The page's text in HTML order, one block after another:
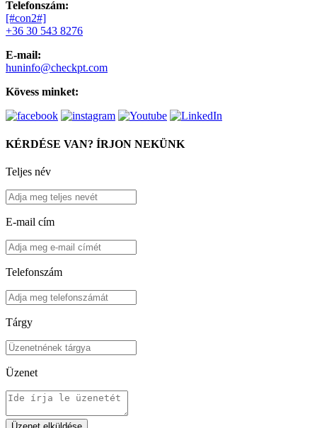
Telefonszám:
[#con2#]
+36 30 543 8276
E-mail:
huninfo@checkpt.com
Kövess minket:
KÉRDÉSE VAN? ÍRJON NEKÜNK
Teljes név
E-mail cím
Telefonszám
Tárgy
Üzenet